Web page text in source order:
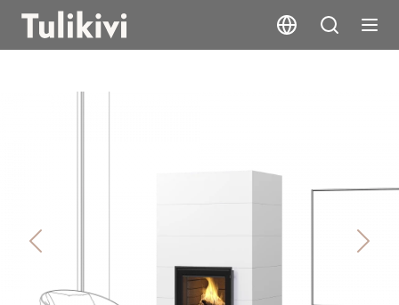
Previous Next